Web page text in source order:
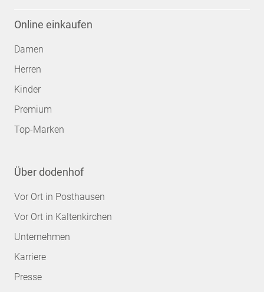
Online einkaufen
Damen
Herren
Kinder
Premium
Top-Marken
Über dodenhof
Vor Ort in Posthausen
Vor Ort in Kaltenkirchen
Unternehmen
Karriere
Presse